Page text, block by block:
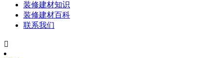
装修建材知识
装修建材百科
联系我们
